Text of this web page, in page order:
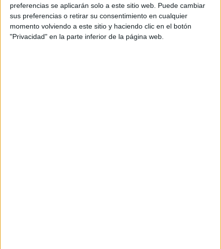
preferencias se aplicarán solo a este sitio web. Puede cambiar
sus preferencias o retirar su consentimiento en cualquier
momento volviendo a este sitio y haciendo clic en el botón
"Privacidad" en la parte inferior de la página web.